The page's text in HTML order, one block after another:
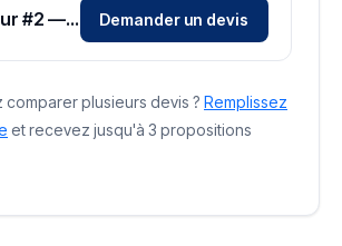
Installateur #2 — Zone Haute-Savoie Demander un devis
comparer plusieurs devis ? Remplissez
et recevez jusqu'à 3 propositions